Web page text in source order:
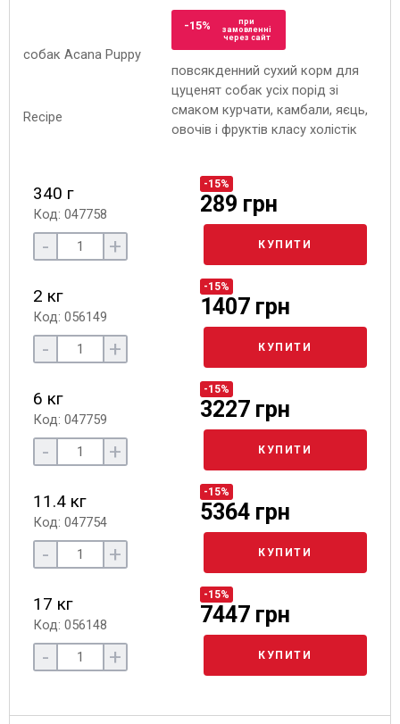
-15%
при
замовленні
через сайт
повсякденний сухий корм для
цуценят собак усіх порід зі
смаком курчати, камбали, яєць,
овочів і фруктів класу холістік
340 г
Код: 047758
-15%
289 грн
- + КУПИТИ
2 кг
Код: 056149
-15%
1407 грн
- + КУПИТИ
6 кг
Код: 047759
-15%
3227 грн
- + КУПИТИ
11.4 кг
Код: 047754
-15%
5364 грн
- + КУПИТИ
17 кг
Код: 056148
-15%
7447 грн
- + КУПИТИ